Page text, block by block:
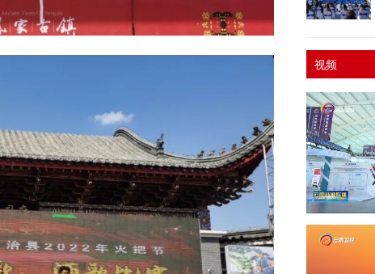
视频